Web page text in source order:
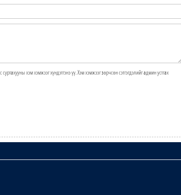
хэм хэмжээг хүндэтгэнэ үү. Хэм хэмжээг зөрчсөн сэтгэгдэлийг админ устгах